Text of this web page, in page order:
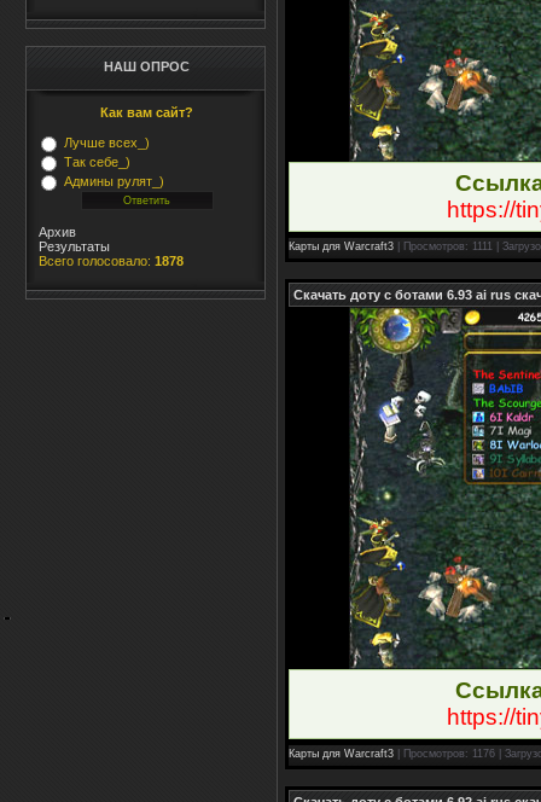
НАШ ОПРОС
Как вам сайт?
Лучше всех_)
Так себе_)
Админы рулят_)
Архив
Результаты
Всего голосовало: 1878
https://
Карты для Warcraft3 | Просмотров: 1111 |
Скачать доту с ботами 6.93 ai rus
https://
Карты для Warcraft3 | Просмотров: 1176 |